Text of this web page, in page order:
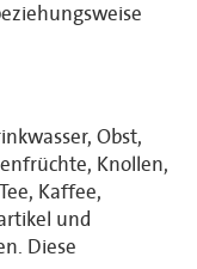
Obst,
Knollen,
Kaffee,
und
Diese